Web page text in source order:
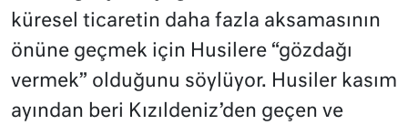
küresel ticaretin daha fazla aksamasının
önüne geçmek için Husilere “gözdağı
vermek” olduğunu söylüyor. Husiler kasım
ayından beri Kızıldeniz’den geçen ve